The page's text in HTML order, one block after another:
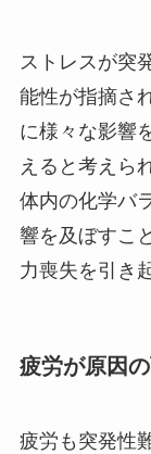
ストレスが突
能性が指摘さ
に様々な影響
えると考えら
体内の化学バ
響を及ぼすこ
力喪失を引き
疲労が原因
疲労も突発性